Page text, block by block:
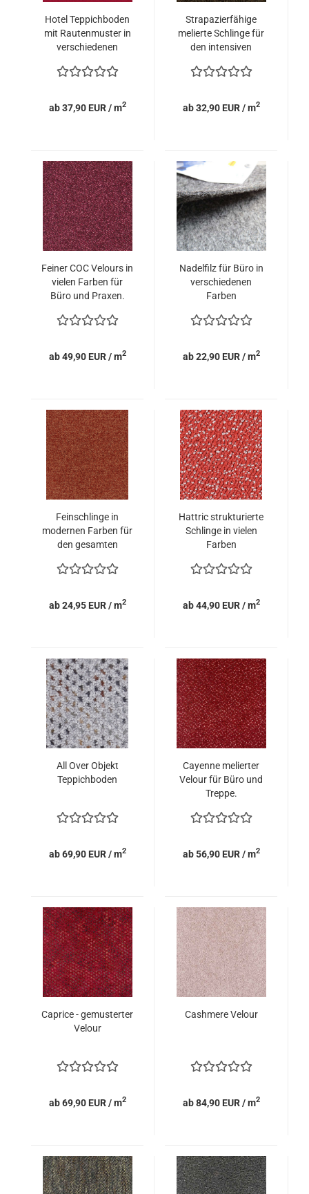
Hotel Teppichboden
mit Rautenmuster in
verschiedenen
ab 37,90 EUR / m2
Strapazierfähige
melierte Schlinge für
den intensiven
ab 32,90 EUR / m2
Feiner COC Velours in
vielen Farben für
Büro und Praxen.
ab 49,90 EUR / m2
Nadelfilz für Büro in
verschiedenen
Farben
ab 22,90 EUR / m2
Feinschlinge in
modernen Farben für
den gesamten
ab 24,95 EUR / m2
Hattric strukturierte
Schlinge in vielen
Farben
ab 44,90 EUR / m2
All Over Objekt
Teppichboden
ab 69,90 EUR / m2
Cayenne melierter
Velour für Büro und
Treppe.
ab 56,90 EUR / m2
Caprice - gemusterter
Velour
ab 69,90 EUR / m2
Cashmere Velour
ab 84,90 EUR / m2